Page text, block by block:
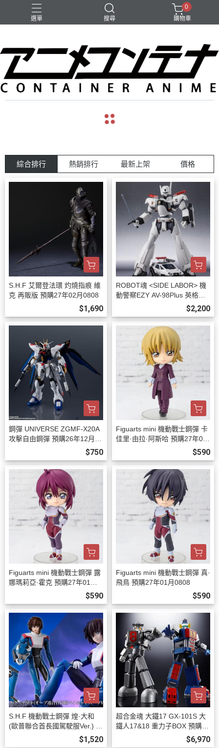
選單 搜尋
0
購物車
綜合排行 熱銷排行 最新上架 價格
S.H.F 艾爾登法環 灼燒指痕 維
克 再販版 預購27年02月0808
$1,690
ROBOT魂 <SIDE LABOR> 機
動警察EZY AV-98Plus 英格拉
姆改2號機 預購27年01月0808
$2,200
鋼彈 UNIVERSE ZGMF-X20A
攻擊自由鋼彈 預購26年12月08
$750
Figuarts mini 機動戰士鋼彈 卡
佳里·由拉·阿斯哈 預購27年01
$590
Figuarts mini 機動戰士鋼彈 露
娜瑪莉亞·霍克 預購27年01月0
$590
Figuarts mini 機動戰士鋼彈 真·
飛鳥 預購27年01月0808
$590
S.H.F 機動戰士鋼彈 煌·大和
(歐普聯合首長國駕駛服Ver.) 預
$1,520
超合金魂 大鐵17 GX-101S 大
鐵人17&18 重力子BOX 預購27
$6,970